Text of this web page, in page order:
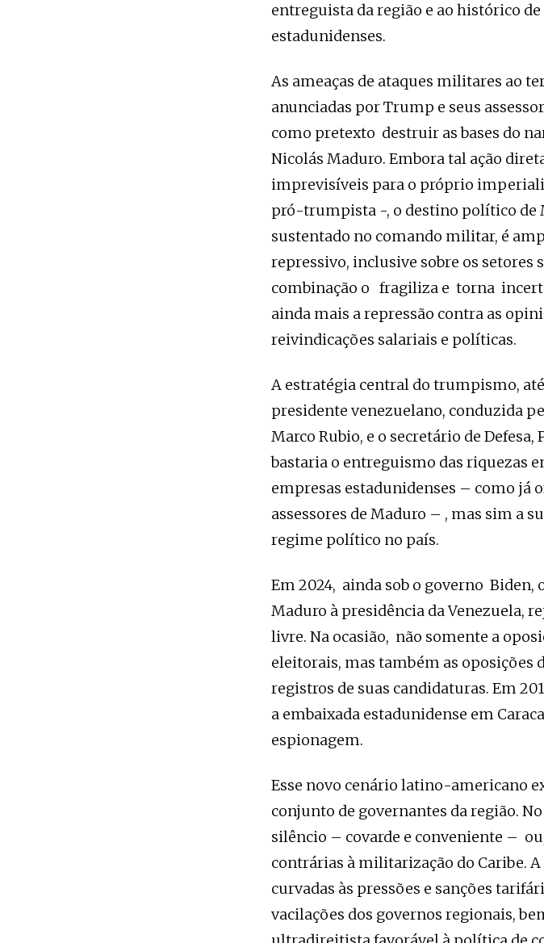
entreguista da região e ao histórico
estadunidenses.
As ameaças de ataques militares ao
anunciadas por Trump e seus
como pretexto destruir as bases do
Nicolás Maduro. Embora tal ação
imprevisíveis para o próprio
pró-trumpista -, o destino político de
sustentado no comando militar, é
repressivo, inclusive sobre os setores
combinação o fragiliza e torna
ainda mais a repressão contra as
reivindicações salariais e políticas.
A estratégia central do trumpismo,
presidente venezuelano, conduzida
Marco Rubio, e o secretário de Defesa,
bastaria o entreguismo das riquezas
empresas estadunidenses – como já
assessores de Maduro – , mas sim a
regime político no país.
Em 2024, ainda sob o governo Biden,
Maduro à presidência da Venezuela,
livre. Na ocasião, não somente a
eleitorais, mas também as oposições
registros de suas candidaturas. Em
a embaixada estadunidense em
espionagem.
Esse novo cenário latino-americano
conjunto de governantes da região.
silêncio – covarde e conveniente –
contrárias à militarização do Caribe.
curvadas às pressões e sanções
vacilações dos governos regionais,